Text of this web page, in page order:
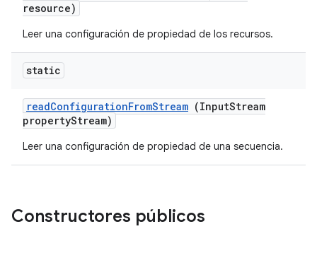
resource)
Leer una configuración de propiedad de los recursos.
static
readConfigurationFromStream (InputStream
propertyStream)
Leer una configuración de propiedad de una secuencia.
Constructores públicos